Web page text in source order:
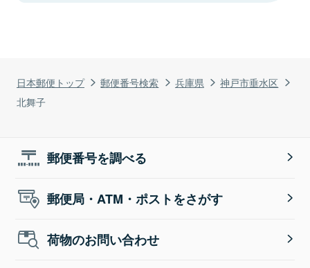
日本郵便トップ 郵便番号検索 兵庫県
神戸市垂水区
北舞子
郵便番号を調べる
郵便局・ATM・ポストをさがす
荷物のお問い合わせ